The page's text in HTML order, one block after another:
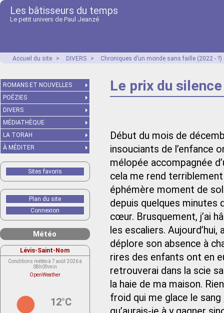
Les bâtisseurs du temps
Le petit univers de Paul Jeanzé
Accueil du site > DIVERS > Chroniques d’un monde sans faille (2022 - ?)
Le prix du silence
Début du mois de
insouciants de l’enfance
mélopée accompagnée
cela me rend
éphémère moment de
depuis quelques minutes
cœur. Brusquement, j’ai
les escaliers.
déplore son absence à
rires des enfants ont en
retrouverai dans la scie
la haie de ma maison.
froid qui me glace le
ROMANS ET NOUVELLES
POÉZIES
DIVERS
MÉDIATHÈQUE
LA TORAH
À MÉDITER
Sites favoris
Plan du site
Connexion
Météo
Lévis-Saint-Nom
Conditions météo à 7 août 2026 à
08h09min
OpenWeather
12°C